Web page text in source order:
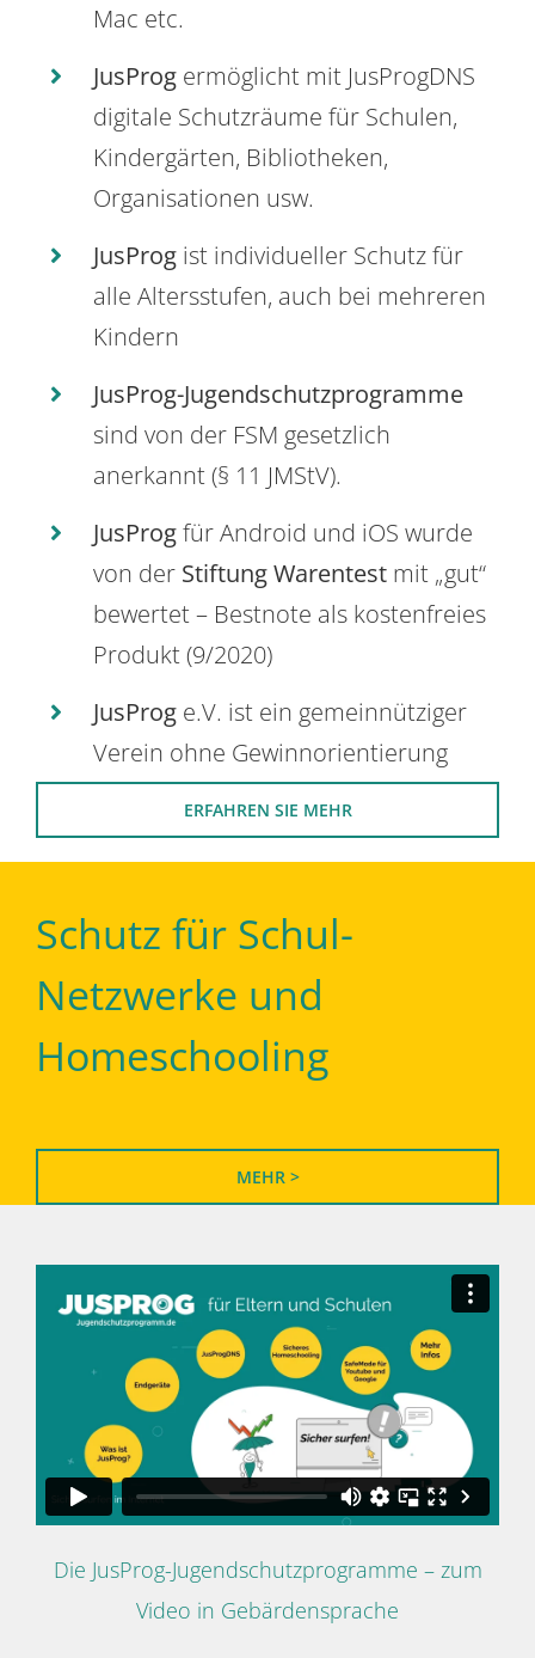
Mac etc.
JusProg ermöglicht mit JusProgDNS
digitale Schutzräume für Schulen,
Kindergärten, Bibliotheken,
Organisationen usw.
JusProg ist individueller Schutz für
alle Altersstufen, auch bei mehreren
Kindern
JusProg-Jugendschutzprogramme
sind von der FSM gesetzlich
anerkannt (§ 11 JMStV).
JusProgfür Android und iOS wurde
von der Stiftung Warentest mit „gut“
bewertet – Bestnote als kostenfreies
Produkt (9/2020)
JusProg e.V. ist ein gemeinnütziger
Verein ohne Gewinnorientierung
ERFAHREN SIE MEHR
Schutz für Schul-
Netzwerke und
Homeschooling
MEHR >
Die JusProg-Jugendschutzprogramme – zum
Video in Gebärdensprache